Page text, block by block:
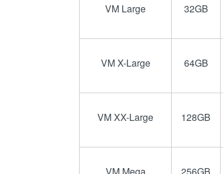
VM Large 32GB
VM X-Large 64GB
VM XX-Large 128GB
VM Mega 256GB